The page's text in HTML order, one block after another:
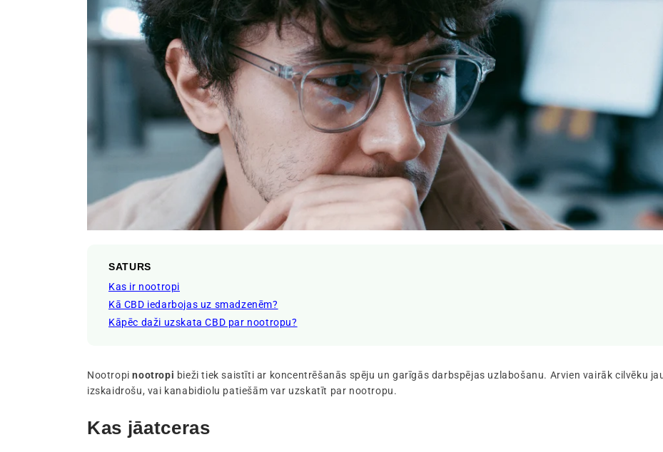
SATURS
Kas ir nootropi
Kā CBD iedarbojas uz smadzenēm?
Kāpēc daži uzskata CBD par nootropu?
Nootropinootropi bieži tiek saistīti ar koncentrēšanās spēju un garīgās darbspējas uzlabošanu. Arvien vairāk cilvēku
izskaidrošu, vai kanabidiolu patiešām var uzskatīt par nootropu.
Kas jāatceras